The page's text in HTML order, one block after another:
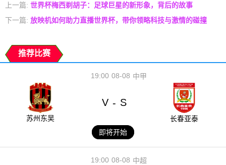
上一篇: 世界杯梅西剃胡子：足球巨星的新形象，背后的故事
下一篇: 放映机如何助力直播世界杯，带你领略科技与激情的碰撞
推荐比赛
08-08
19:00 中甲
苏州东吴
V - S
长春亚泰
即将开始
08-08
19:00 中超